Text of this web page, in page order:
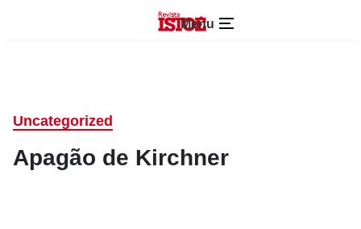
Menu
Uncategorized
Apagão de Kirchner